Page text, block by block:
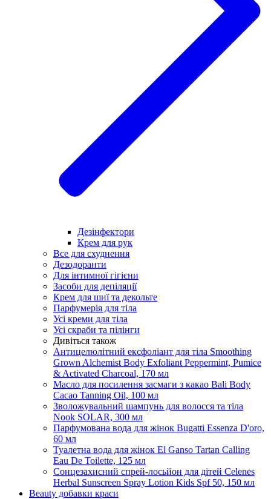
Дезінфектори
Крем для рук
Все для схуднення
Дезодоранти
Для інтимної гігієни
Засоби для депіляції
Крем для шиї та декольте
Парфумерія для тіла
Усі креми для тіла
Усі скраби та пілінги
Дивіться також
Антицелюлітний ексфоліант для тіла Smoothing
Grown Alchemist Body Exfoliant Peppermint, Pumice
& Activated Charcoal, 170 мл
Масло для посилення засмаги з какао Bali Body
Cacao Tanning Oil, 100 мл
Зволожувальний шампунь для волосся та тіла
Nook SOLAR, 300 мл
Парфумована вода для жінок Bugatti Essenza D'oro,
60 мл
Туалетна вода для жінок El Ganso Tartan Calling
Eau De Toilette, 125 мл
Сонцезахисний спрей-лосьйон для дітей Celenes
Herbal Sunscreen Spray Lotion Kids Spf 50, 150 мл
Beauty добавки краси